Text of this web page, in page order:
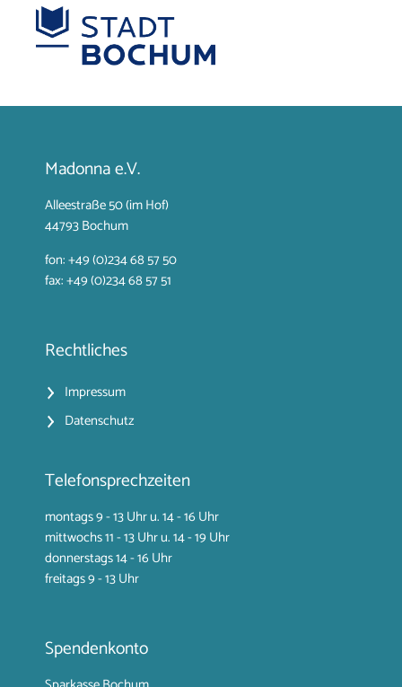
Madonna e.V.
Alleestraße 50 (im Hof)
44793 Bochum
fon: +49 (0)234 68 57 50
fax: +49 (0)234 68 57 51
Rechtliches
Impressum
Datenschutz
Telefonsprechzeiten
montags 9 - 13 Uhr u. 14 - 16 Uhr
mittwochs 11 - 13 Uhr u. 14 - 19 Uhr
donnerstags 14 - 16 Uhr
freitags 9 - 13 Uhr
Spendenkonto